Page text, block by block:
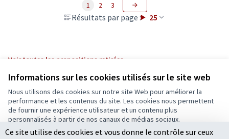
Informations sur les cookies utilisés sur le site web
Nous utilisons des cookies sur notre site Web pour améliorer la
performance et les contenus du site. Les cookies nous permettent
de fournir une expérience utilisateur et un contenu plus
personnalisés à partir de nos canaux de médias sociaux.
Tout accepter
Résultats par page : 25
1 2 3
Voir toutes les propositions retirées
Conditions d'utilisation
Paramètres des cookies
Ecrivons Angers sur X
(Lien externe)
Ecrivons Angers sur Facebook
(Lien externe)
Ce site utilise des cookies et vous donne le contrôle sur ceux